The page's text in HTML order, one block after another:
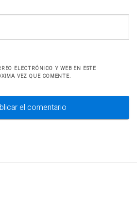
ELECTRÓNICO Y WEB EN ESTE
VEZ QUE COMENTE.